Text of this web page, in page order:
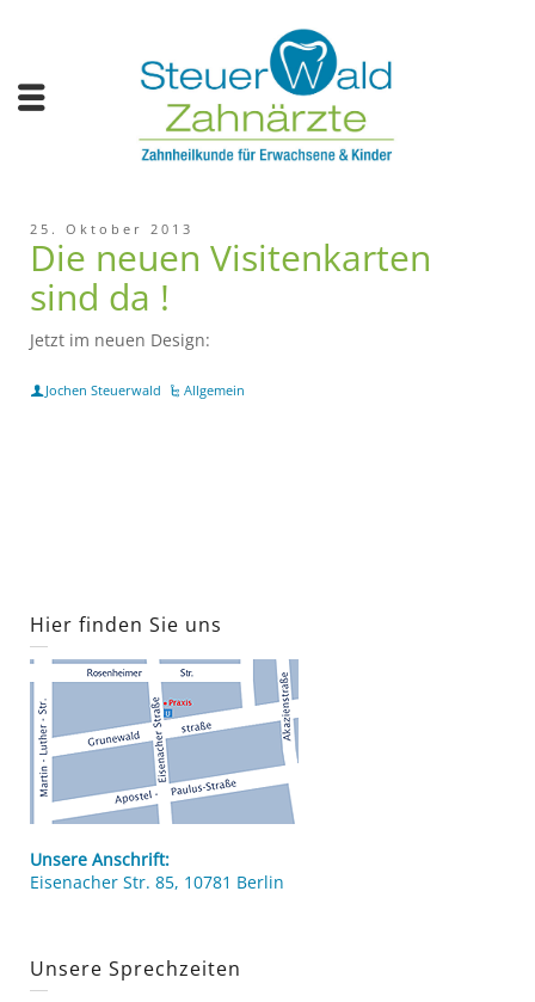
25. Oktober 2013
Die neuen Visitenkarten
sind da !
Jetzt im neuen Design:
Jochen Steuerwald Allgemein
Hier finden Sie uns
Unsere Anschrift:
Eisenacher Str. 85, 10781 Berlin
Unsere Sprechzeiten